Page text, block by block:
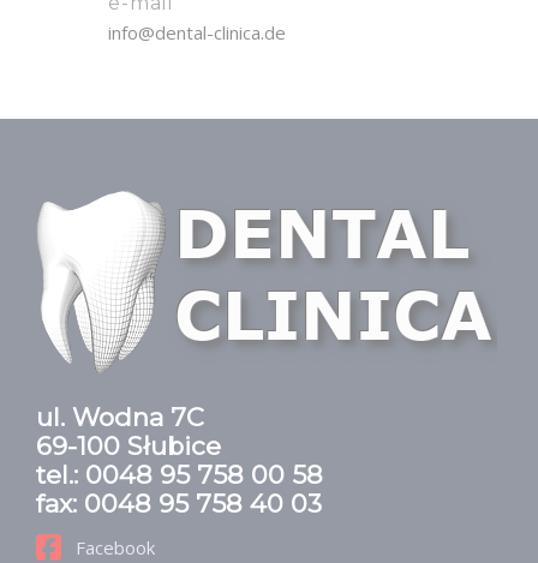
info@dental-clinica.de
ul. Wodna 7C
69-100 Słubice
tel.: 0048 95 758 00 58
fax: 0048 95 758 40 03
Facebook